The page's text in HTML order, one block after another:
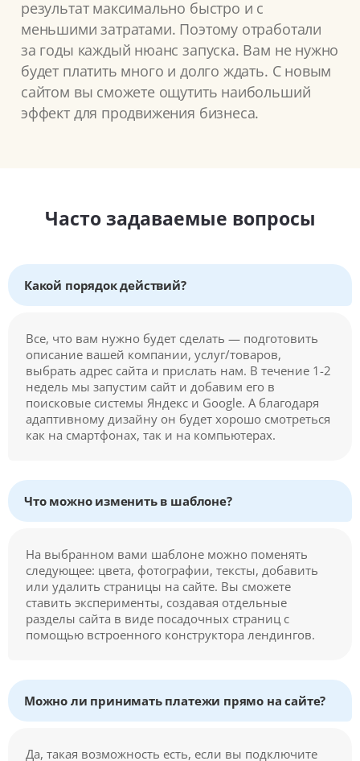
результат максимально быстро и с
меньшими затратами. Поэтому отработали
за годы каждый нюанс запуска. Вам не нужно
будет платить много и долго ждать. С новым
сайтом вы сможете ощутить наибольший
эффект для продвижения бизнеса.
Часто задаваемые вопросы
Какой порядок действий?
Все, что вам нужно будет сделать — подготовить
описание вашей компании, услуг/товаров,
выбрать адрес сайта и прислать нам. В течение 1-2
недель мы запустим сайт и добавим его в
поисковые системы Яндекс и Google. А благодаря
адаптивному дизайну он будет хорошо смотреться
как на смартфонах, так и на компьютерах.
Что можно изменить в шаблоне?
На выбранном вами шаблоне можно поменять
следующее: цвета, фотографии, тексты, добавить
или удалить страницы на сайте. Вы сможете
ставить эксперименты, создавая отдельные
разделы сайта в виде посадочных страниц с
помощью встроенного конструктора лендингов.
Можно ли принимать платежи прямо на сайте?
Да, такая возможность есть, если вы подключите